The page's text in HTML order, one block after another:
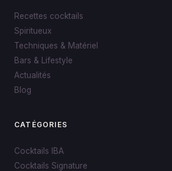
Recettes cocktails
Spiritueux
Techniques & Matériel
Bars & Lifestyle
Actualités
Blog
CATÉGORIES
Cocktails IBA
Cocktails Signature